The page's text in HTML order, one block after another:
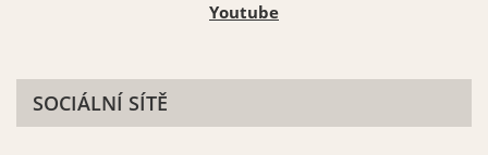
Youtube
SOCIÁLNÍ SÍTĚ